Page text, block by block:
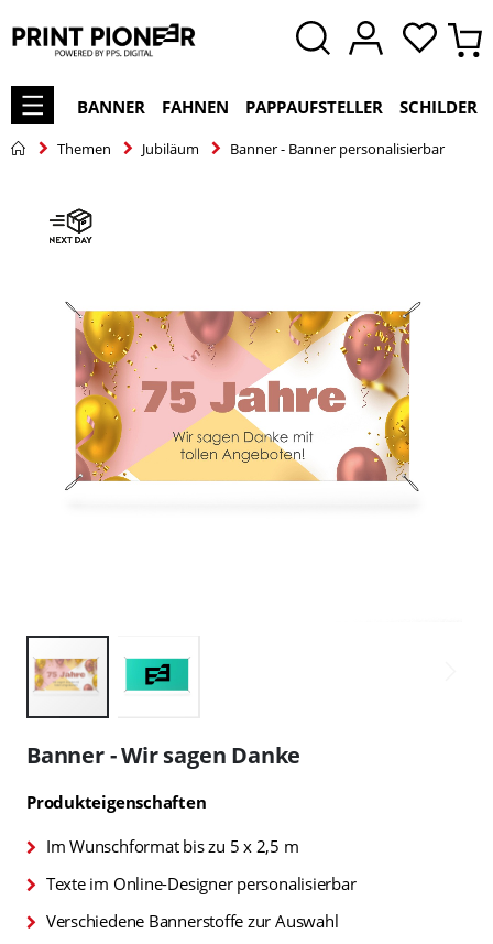
BANNER FAHNEN PAPPAUFSTELLER SCHILDER
Themen Jubiläum Banner - Banner personalisierbar
Ende
Anfang
der
springen
Banner - Wir sagen Danke
Produkteigenschaften
Im Wunschformat bis zu 5 x 2,5 m
Texte im Online-Designer personalisierbar
Verschiedene Bannerstoffe zur Auswahl